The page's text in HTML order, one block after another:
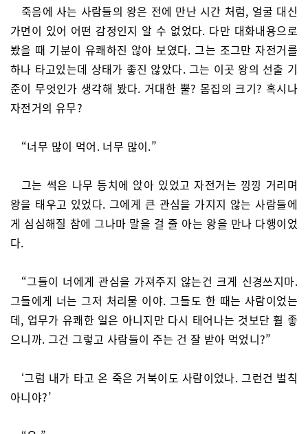
죽음에 사는 사람들의 왕은 전에 만난 시간 처럼, 얼굴 대신
가면이 있어 어떤 감정인지 알 수 없었다. 다만 대화내용으로
봤을 때 기분이 유쾌하진 않아 보였다. 그는 조그만 자전거를
하나 타고있는데 상태가 좋진 않았다. 그는 이곳 왕의 선출 기
준이 무엇인가 생각해 봤다. 거대한 뿔? 몸집의 크기? 혹시나
자전거의 유무?
“너무 많이 먹어. 너무 많이.”
그는 썩은 나무 등치에 앉아 있었고 자전거는 낑낑 거리며
왕을 태우고 있었다. 그에게 큰 관심을 가지지 않는 사람들에
게 심심해질 참에 그나마 말을 걸 줄 아는 왕을 만나 다행이었
다.
“그들이 너에게 관심을 가져주지 않는건 크게 신경쓰지마.
그들에게 너는 그저 처리물 이야. 그들도 한 때는 사람이었는
데, 업무가 유쾌한 일은 아니지만 다시 태어나는 것보단 훨 좋
으니까. 그건 그렇고 사람들이 주는 건 잘 받아 먹었니?”
‘그럼 내가 타고 온 죽은 거북이도 사람이었나. 그런건 벌칙
아니야?’